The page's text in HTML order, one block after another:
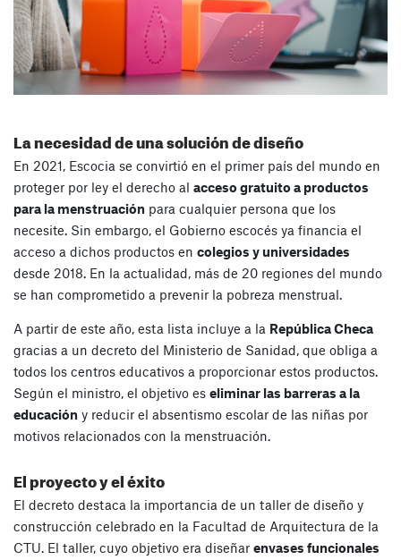
La necesidad de una solución de diseño
En 2021, Escocia se convirtió en el primer país del mundo en
proteger por ley el derecho al acceso gratuito a productos
para la menstruación para cualquier persona que los
necesite. Sin embargo, el Gobierno escocés ya financia el
acceso a dichos productos en colegios y universidades
desde 2018. En la actualidad, más de 20 regiones del mundo
se han comprometido a prevenir la pobreza menstrual.
A partir de este año, esta lista incluye a la República Checa
gracias a un decreto del Ministerio de Sanidad, que obliga a
todos los centros educativos a proporcionar estos productos.
Según el ministro, el objetivo es eliminar las barreras a la
educación y reducir el absentismo escolar de las niñas por
motivos relacionados con la menstruación.
El proyecto y el éxito
El decreto destaca la importancia de un taller de diseño y
construcción celebrado en la Facultad de Arquitectura de la
CTU. El taller, cuyo objetivo era diseñar envases funcionales